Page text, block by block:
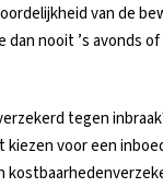
van de
nooit ’s avonds
tegen
voor een